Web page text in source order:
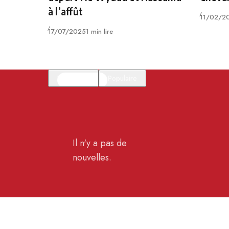
à l’affût
Publié
17/07/20251 min lire
Publié
11/02/
Il n'y a pas de
nouvelles.